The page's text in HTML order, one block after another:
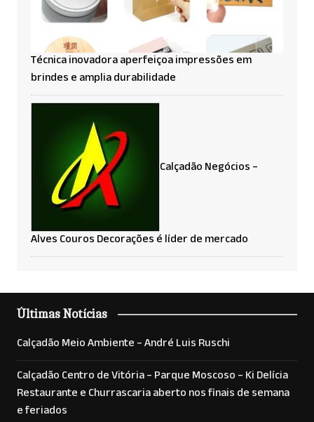
Técnica inovadora aperfeiçoa impressões em
brindes e amplia durabilidade
Calçadão Negócios –
Alves Couros Decorações é líder de mercado
Últimas Notícias
Calçadão Meio Ambiente – André Luis Ruschi
Calçadão Centro de Vitória – Parque Moscoso – Ki Delícia
Restaurante e Churrascaria aberto nos finais de semana
e feriados